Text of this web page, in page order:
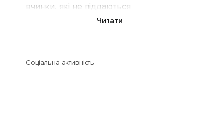
вчинки, які не піддаються
буденній логіці життя, стаємо раптом
справжніми чарівниками –
у світі. Кохайте і будьте коханими! А наша
Читати
Соціальна активність